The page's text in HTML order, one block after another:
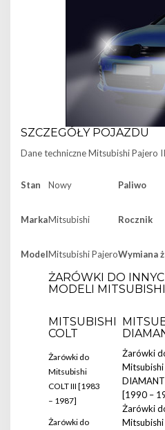
SZCZEGÓŁY POJAZDU
Dane techniczneMitsubishi Pajero
Stan Nowy
MarkaMitsubishi
ModelMitsubishi Pajero
Paliwo
Rocznik
Wymiana
ŻARÓWKI DO
MODELI
MITSUBISHI
COLT
Żarówki do
Mitsubishi
COLT III [1983
– 1987]
Żarówki do
Żarówki
Mitsubishi
[1990 –
Żarówki
Mitsubishi